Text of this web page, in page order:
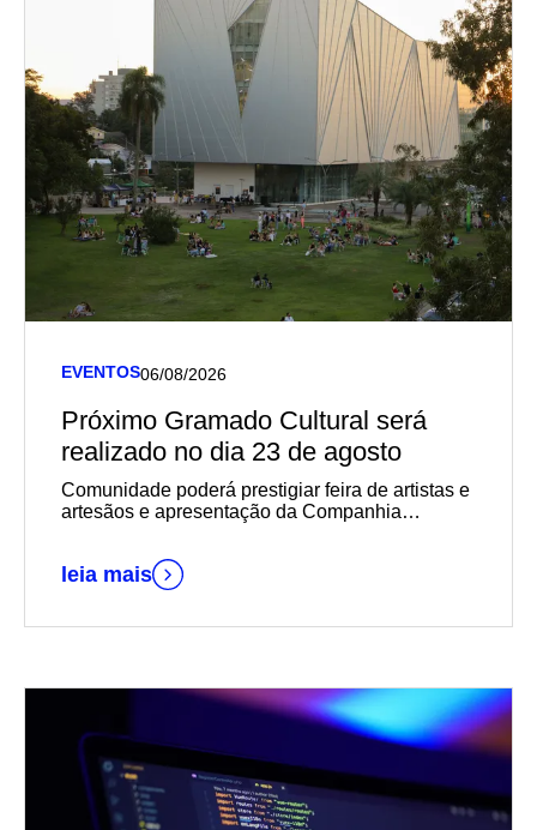
EVENTOS06/08/2026
Próximo Gramado Cultural será
realizado no dia 23 de agosto
Comunidade poderá prestigiar feira de artistas e
artesãos e apresentação da Companhia
leia mais